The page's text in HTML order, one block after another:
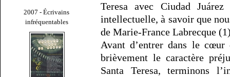
2007 - Écrivains
infréquentables
Teresa avec Ciudad
intellectuelle, à savoir que
de Marie-France Labrecque
Avant d’entrer dans le
brièvement le caractère
Santa Teresa, terminons